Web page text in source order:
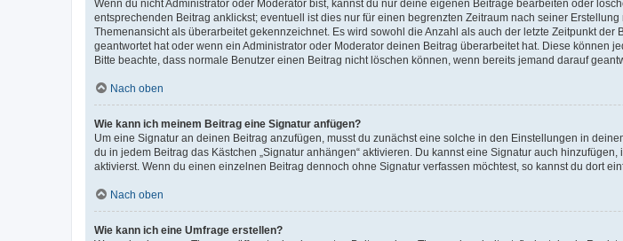
Wenn du nicht Administrator oder Moderator bist, kannst du nur deine eigenen Beiträge bearbeiten oder
entsprechenden Beitrag anklickst; eventuell ist dies nur für einen begrenzten Zeitraum nach seiner
Themenansicht als überarbeitet gekennzeichnet. Es wird sowohl die Anzahl als auch der letzte Zeitpunkt
geantwortet hat oder wenn ein Administrator oder Moderator deinen Beitrag überarbeitet hat. Diese können
Bitte beachte, dass normale Benutzer einen Beitrag nicht löschen können, wenn bereits jemand darauf
Nach oben
Wie kann ich meinem Beitrag eine Signatur anfügen?
Um eine Signatur an deinen Beitrag anzufügen, musst du zunächst eine solche in den Einstellungen in
du in jedem Beitrag das Kästchen „Signatur anhängen“ aktivieren. Du kannst eine Signatur auch
aktivierst. Wenn du einen einzelnen Beitrag dennoch ohne Signatur verfassen möchtest, so kannst du dort
Nach oben
Wie kann ich eine Umfrage erstellen?